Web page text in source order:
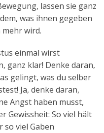
lassen sie ganz
was ihnen gegeben
wird.
einmal wirst
ganz klar! Denke daran,
gelingt, was du selber
Ja, denke daran,
Angst haben musst,
Gewissheit: So viel hält
so viel Gaben